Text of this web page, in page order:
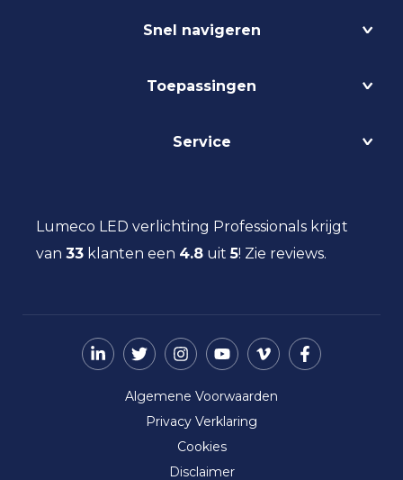
Snel navigeren
Circulair
Lichtmanagement
Maatwerk
Social Return
Toepassingen
Kantoorverlichting
Projectverlichting
Scheepsverlichting
Universiteitsverlichting
Utiliteitsverlichting
Werkplaatsverlichting
Ziekenhuisverlichting
Zorgverlichting
Service
Aanbestedingen
Eindgebruiker
Storingsinformatie
Nieuws
Over ons
Lumeco LED verlichting Professionals krijgt
van 33 klanten een 4.8 uit5! Zie reviews.
Algemene Voorwaarden
Privacy Verklaring
Cookies
Disclaimer